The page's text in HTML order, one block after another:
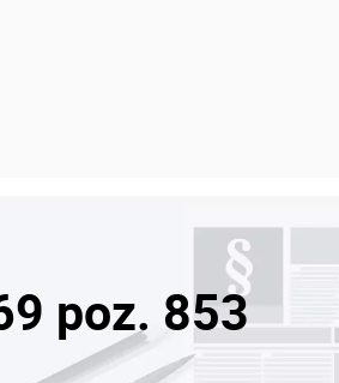
poz. 853